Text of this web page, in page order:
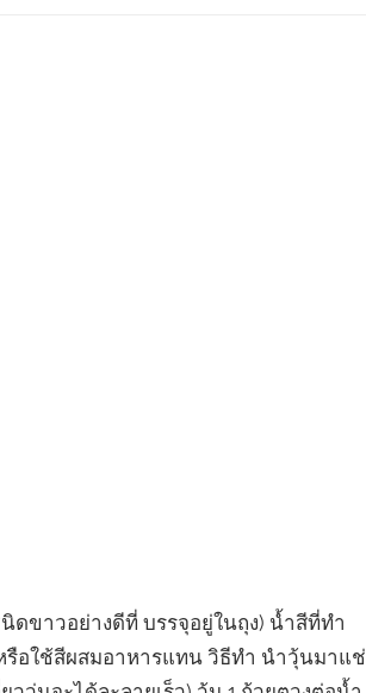
ขาวอย่างดีที่ บรรจุอยู่ในถุง) น้ำสีที่ทํา
รือใช้สีผสมอาหารแทน วิธีทํา นําวุ้นมาแช่